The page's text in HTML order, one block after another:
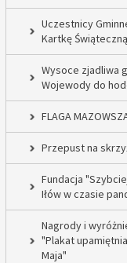
Uczestnicy
Kartkę
Wysoce zjadliwa
Wojewody do
FLAGA
Przepust na
Fundacja
Iłów w czasie
Nagrody i
"Plakat
Maja"